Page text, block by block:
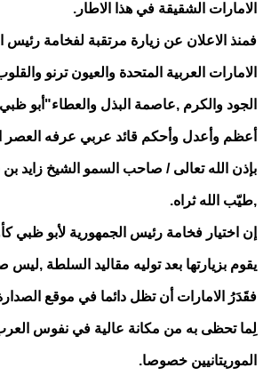
الامارات الشقيقة في هذا الاطار.
فمنذ الاعلان عن زيارة مرتقبة لفخامة رئيس
الامارات العربية المتحدة والعيون ترنو
الجود والكرم ,عاصمة البذل والعطاء"أبو
أعظم وأعدل وأحكم قائد عربي عرفه العصر
بإذن الله تعالى / صاحب السمو الشيخ زايد
,طيّب الله ثراه.
إن اختيار فخامة رئيس الجمهورية لأبو ظبي
يقوم بزيارتها بعد توليه مقاليد السلطة
فقَدَرُ الامارات أن تظل دائما في موقع
لِما تحظى به من مكانة عالية في نفوس
الموريتانيين خصوصا.